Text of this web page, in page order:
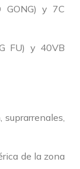
GONG) y 7C
FU) y 40VB
suprarrenales,
de la zona